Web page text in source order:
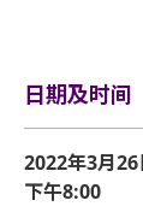
(4) 如⾨票上
残缺不全或
⽤。主办⽅对
知。活动门票
理。
日期及时间
2022年3月26
下午8:00